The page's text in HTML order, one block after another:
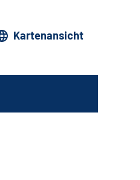
Kartenansicht